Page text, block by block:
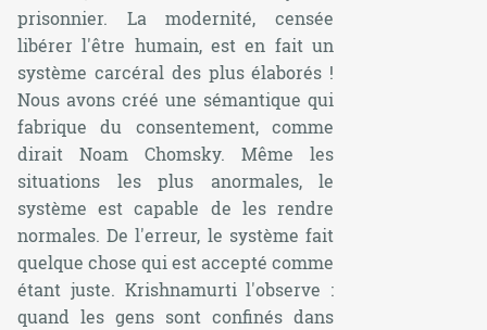
prisonnier. La modernité, censée
libérer l'être humain, est en fait un
système carcéral des plus élaborés !
Nous avons créé une sémantique qui
fabrique du consentement, comme
dirait Noam Chomsky. Même les
situations les plus anormales, le
système est capable de les rendre
normales. De l'erreur, le système fait
quelque chose qui est accepté comme
étant juste. Krishnamurti l'observe :
quand les gens sont confinés dans